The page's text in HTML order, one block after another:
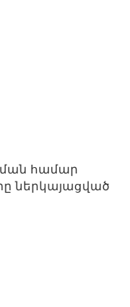
համար
ներկայացված